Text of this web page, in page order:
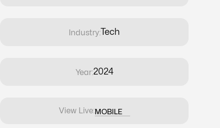
Industry: Tech
Year:2024
View Live: MOBILE